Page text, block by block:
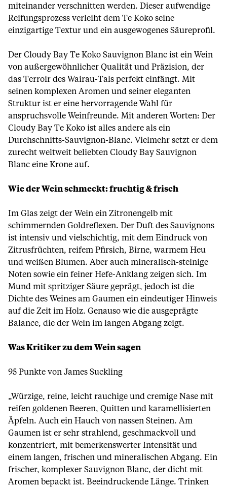
miteinander verschnitten werden. Dieser aufwendige
Reifungsprozess verleiht dem Te Koko seine
einzigartige Textur und ein ausgewogenes Säureprofil.
Der Cloudy Bay Te Koko Sauvignon Blanc ist ein Wein
von außergewöhnlicher Qualität und Präzision, der
das Terroir des Wairau-Tals perfekt einfängt. Mit
seinen komplexen Aromen und seiner eleganten
Struktur ist er eine hervorragende Wahl für
anspruchsvolle Weinfreunde. Mit anderen Worten: Der
Cloudy Bay Te Koko ist alles andere als ein
Durchschnitts-Sauvignon-Blanc. Vielmehr setzt er dem
zurecht weltweit beliebten Cloudy Bay Sauvignon
Blanc eine Krone auf.
Wie der Wein schmeckt: fruchtig & frisch
Im Glas zeigt der Wein ein Zitronengelb mit
schimmernden Goldreflexen. Der Duft des Sauvignons
ist intensiv und vielschichtig, mit dem Eindruck von
Zitrusfrüchten, reifem Pfirsich, Birne, warmem Heu
und weißen Blumen. Aber auch mineralisch-steinige
Noten sowie ein feiner Hefe-Anklang zeigen sich. Im
Mund mit spritziger Säure geprägt, jedoch ist die
Dichte des Weines am Gaumen ein eindeutiger Hinweis
auf die Zeit im Holz. Genauso wie die ausgeprägte
Balance, die der Wein im langen Abgang zeigt.
Was Kritiker zu dem Wein sagen
95 Punkte von James Suckling
„Würzige, reine, leicht rauchige und cremige Nase mit
reifen goldenen Beeren, Quitten und karamellisierten
Äpfeln. Auch ein Hauch von nassen Steinen. Am
Gaumen ist er sehr strahlend, geschmackvoll und
konzentriert, mit bemerkenswerter Intensität und
einem langen, frischen und mineralischen Abgang. Ein
frischer, komplexer Sauvignon Blanc, der dicht mit
Aromen bepackt ist. Beeindruckende Länge. Trinken